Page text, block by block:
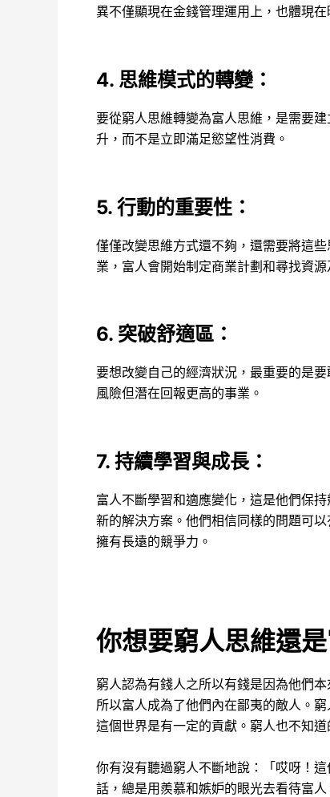
異不僅顯現在金錢管理運用上，也體現在
4. 思維模式的轉變 ：
要從窮人思維轉變為富人思維，是需要
升，而不是立即滿足慾望性消費。
5. 行動的重要性 ：
僅僅改變思維方式還不夠，還需要將這
業，富人會開始制定商業計劃和尋找資
6. 突破舒適區 ：
要想改變自己的經濟狀況，最重要的是
風險但潛在回報更高的事業。
7. 持續學習與成長 ：
富人不斷學習和適應變化，這是他們保
新的解決方案。他們相信同樣的問題可
擁有長遠的競爭力。
你想要窮人思維還
窮人認為有錢人之所以有錢是因為他們
所以富人成為了他們內在鄙夷的敵人。
這個世界是有一定的貢獻。窮人也不知
你有沒有聽過窮人不斷地說：「哎呀！
話，總是用羨慕和嫉妒的眼光去看待富